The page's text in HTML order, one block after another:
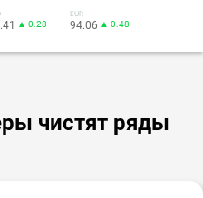
▲ 0.28
EUR
94.06 ▲ 0.48
чистят ряды